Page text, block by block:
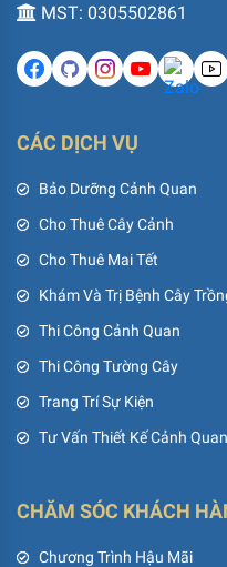
MST: 0305502861
CÁC DỊCH VỤ
Bảo Dưỡng Cảnh Quan
Cho Thuê Cây Cảnh
Cho Thuê Mai Tết
Khám Và Trị Bệnh Cây
Thi Công Cảnh Quan
Thi Công Tường Cây
Trang Trí Sự Kiện
Tư Vấn Thiết Kế Cảnh Quan
CHĂM SÓC KHÁCH
Chương Trình Hậu Mãi